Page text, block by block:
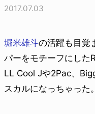
2017.07.03
堀米雄斗の活躍も目覚
パーをモチーフにした
LL Cool Jや2Pac、
スカルになっちゃった。